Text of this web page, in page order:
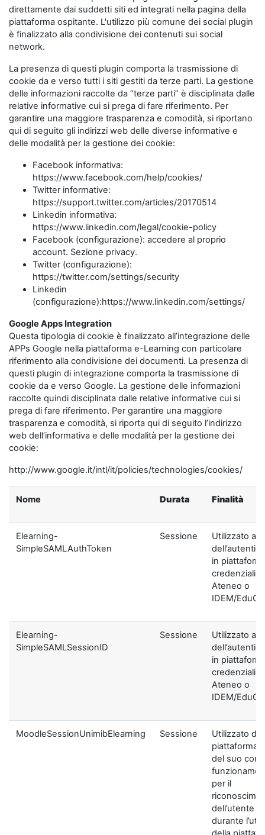
direttamente dai suddetti siti ed integrati nella pagina della
piattaforma ospitante. L'utilizzo più comune dei social plugin
è finalizzato alla condivisione dei contenuti sui social
network.
La presenza di questi plugin comporta la trasmissione di
cookie da e verso tutti i siti gestiti da terze parti. La gestione
delle informazioni raccolte da “terze parti” è disciplinata dalle
relative informative cui si prega di fare riferimento. Per
garantire una maggiore trasparenza e comodità, si riportano
qui di seguito gli indirizzi web delle diverse informative e
delle modalità per la gestione dei cookie:
Facebook informativa:
https://www.facebook.com/help/cookies/
Twitter informative:
https://support.twitter.com/articles/20170514
Linkedin informativa:
https://www.linkedin.com/legal/cookie-policy
Facebook (configurazione): accedere al proprio
account. Sezione privacy.
Twitter (configurazione):
https://twitter.com/settings/security
Linkedin
(configurazione):https://www.linkedin.com/settings/
Google Apps Integration
Questa tipologia di cookie è finalizzato all’integrazione delle
APPs Google nella piattaforma e-Learning con particolare
riferimento alla condivisione dei documenti. La presenza di
questi plugin di integrazione comporta la trasmissione di
cookie da e verso Google. La gestione delle informazioni
raccolte quindi disciplinata dalle relative informative cui si
prega di fare riferimento. Per garantire una maggiore
trasparenza e comodità, si riporta qui di seguito l’indirizzo
web dell’informativa e delle modalità per la gestione dei
cookie:
http://www.google.it/intl/it/policies/technologies/cookies/
Nome Durata Finalità
Elearning-
SimpleSAMLAuthToken
Sessione
Utilizzato ai
in
credenziali di
Ateneo o
IDEM/
Elearning-
SimpleSAMLSessionID
Sessione
Utilizzato ai
in
credenziali di
Ateneo o
IDEM/
MoodleSessionUnimibElearning Sessione
Utilizzato
piattaforma
del suo
per il
dell’utente
durante